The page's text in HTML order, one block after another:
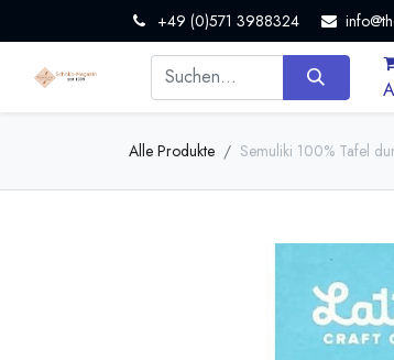
+49 (0)571 3988324
Alle Produkte Semuliki 100% Tafel